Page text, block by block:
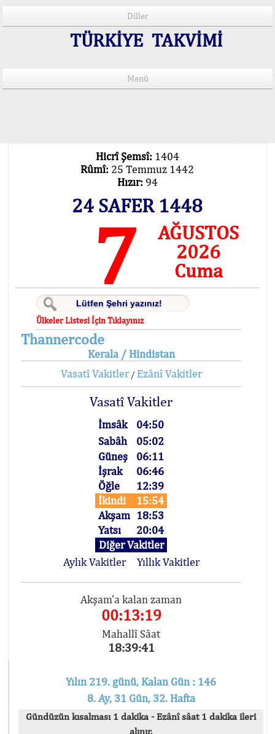
Diller
TÜRKİYE TAKVİMİ
Menü
Hicrî Şemsî: 1404
Rûmî: 25 Temmuz 1442
Hızır: 94
24 SAFER 1448
7
AĞUSTOS
2026
Cuma
Ülkeler Listesi İçin Tıklayınız
Thannercode
Kerala / Hindistan
Vasatî Vakitler/ Ezânî Vakitler
Vasatî Vakitler
İmsâk
04:50
Sabâh
05:02
Güneş
06:11
İşrak
06:46
Öğle
12:39
İkindi
15:54
Akşam 18:53
Yatsı
20:04
Diğer Vakitler
Aylık Vakitler
Yıllık Vakitler
Akşam'a kalan zaman
00:13:19
Mahallî Sâat
18:39:41
Yılın 219. günü, Kalan Gün : 146
8. Ay, 31 Gün, 32. Hafta
Gündüzün kısalması 1 dakika - Ezânî sâat 1 dakika ileri
alınır.